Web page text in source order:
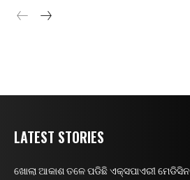
LATEST STORIES
ଖୋଲା ଆକାଶ ତଳେ ପଡିଛି ଏକ୍ସପାଏରୀ ମେଡିସିନ